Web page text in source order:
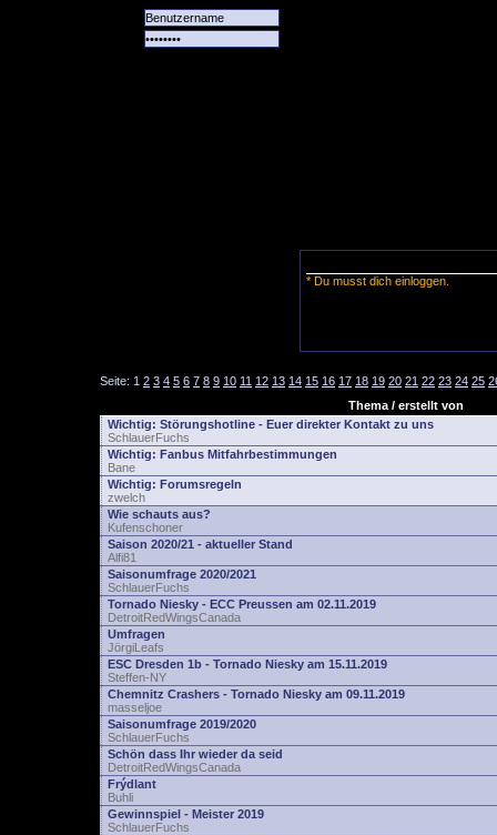
* Du musst dich einloggen.
Seite: 1 2 3 4 5 6 7 8 9 10 11 12 13 14 15 16 17 18 19 20 21 22 23 24 25
Thema / erstellt von
Wichtig: Störungshotline - Euer direkter Kontakt zu uns
SchlauerFuchs
Wichtig: Fanbus Mitfahrbestimmungen
Bane
Wichtig: Forumsregeln
zwelch
Wie schauts aus?
Kufenschoner
Saison 2020/21 - aktueller Stand
Alfi81
Saisonumfrage 2020/2021
SchlauerFuchs
Tornado Niesky - ECC Preussen am 02.11.2019
DetroitRedWingsCanada
Umfragen
JörgiLeafs
ESC Dresden 1b - Tornado Niesky am 15.11.2019
Steffen-NY
Chemnitz Crashers - Tornado Niesky am 09.11.2019
masseljoe
Saisonumfrage 2019/2020
SchlauerFuchs
Schön dass Ihr wieder da seid
DetroitRedWingsCanada
Frýdlant
Buhli
Gewinnspiel - Meister 2019
SchlauerFuchs